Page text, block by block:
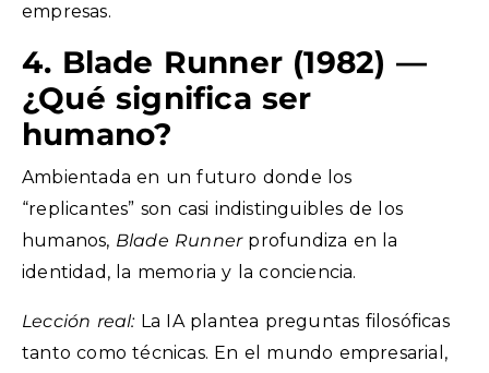
empresas.
4. Blade Runner (1982) —
¿Qué significa ser
humano?
Ambientada en un futuro donde los
“replicantes” son casi indistinguibles de los
humanos, Blade Runnerprofundiza en la
identidad, la memoria y la conciencia.
Lección real:La IA plantea preguntas filosóficas
tanto como técnicas. En el mundo empresarial,